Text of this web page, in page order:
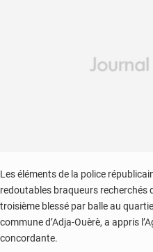
Les éléments de la police
redoutables braqueurs recherchés
troisième blessé par balle au
commune d’Adja-Ouèrè, a appris
concordante.